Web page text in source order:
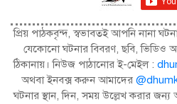
প্রিয় পাঠকবৃন্দ, স্বভাবতই আপনি নানা
যেকোনো ঘটনার বিবরণ, ছবি, ভিডিও
ঠিকানায়। নিউজ পাঠানোর ই-মেইল :
অথবা ইনবক্স করুন আমাদের
ঘটনার স্থান, দিন, সময় উল্লেখ করার